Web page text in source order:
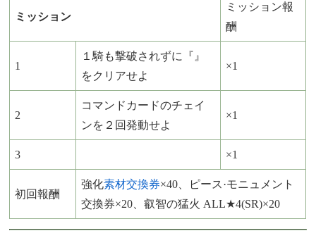
ミッション
ミッション報
酬
1
１騎も撃破されずに『』
をクリアせよ
×1
2
コマンドカードのチェイ
ンを２回発動せよ
×1
3 ×1
初回報酬
強化素材交換券×40、ピース·モニュメント
交換券×20、叡智の猛火 ALL★4(SR)×20